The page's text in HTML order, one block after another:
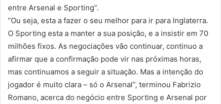
entre Arsenal e Sporting”.
“Ou seja, esta a fazer o seu melhor para ir para Inglaterra.
O Sporting esta a manter a sua posição, e a insistir em 70
milhões fixos. As negociações vão continuar, continuo a
afirmar que a confirmação pode vir nas próximas horas,
mas continuamos a seguir a situação. Mas a intenção do
jogador é muito clara – só o Arsenal”, terminou Fabrizio
Romano, acerca do negócio entre Sporting e Arsenal por